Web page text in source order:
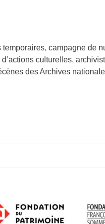
campagne de
culturelles,
des Archives